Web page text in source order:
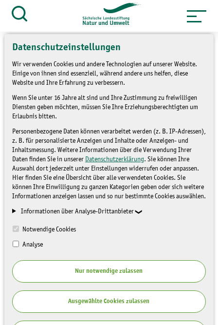
Datenschutzeinstellungen
Wir verwenden Cookies und andere Technologien auf unserer Website.
Einige von ihnen sind essenziell, während andere uns helfen, diese
Website und Ihre Erfahrung zu verbessern.
Wenn Sie unter 16 Jahre alt sind und Ihre Zustimmung zu freiwilligen
Diensten geben möchten, müssen Sie Ihre Erziehungsberechtigten um
Erlaubnis bitten.
Personenbezogene Daten können verarbeitet werden (z. B. IP-Adressen),
z. B. für personalisierte Anzeigen und Inhalte oder Anzeigen- und
Inhaltsmessung. Weitere Informationen über die Verwendung Ihrer
Daten finden Sie in unserer Datenschutzerklärung. Sie können Ihre
Auswahl dort jederzeit unter Einstellungen widerrufen oder anpassen.
Hier finden Sie eine Übersicht über alle verwendeten Cookies. Sie
können Ihre Einwilligung zu ganzen Kategorien geben oder sich weitere
Informationen anzeigen lassen und so nur bestimmte Cookies auswählen.
Informationen über Analyse-Drittanbieter
Notwendige Cookies
Analyse
Nur notwendige zulassen
Ausgewählte Cookies zulassen
Zum
Inhalt
springen
öffnen
Spenden
#Weinstock-Patenschaft
SPENDEN
Werden Sie Weinpate!
Das Stadtbild von Meißen wird besonders
durch den Burgberg geprägt. Die